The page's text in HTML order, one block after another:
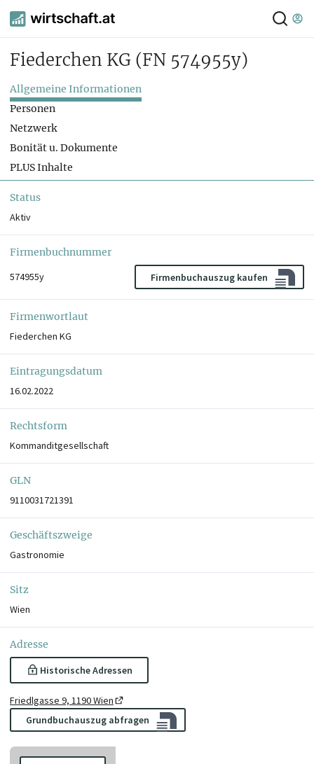
Fiederchen KG (FN 574955y)
Allgemeine Informationen
Personen
Netzwerk
Bonität u. Dokumente
PLUS Inhalte
Status
Aktiv
Firmenbuchnummer
574955y
Firmenbuchauszug kaufen
Firmenwortlaut
Fiederchen KG
Eintragungsdatum
16.02.2022
Rechtsform
Kommanditgesellschaft
GLN
9110031721391
Geschäftszweige
Gastronomie
Sitz
Wien
Adresse
Historische Adressen
Friedlgasse 9, 1190 Wien
Grundbuchauszug abfragen